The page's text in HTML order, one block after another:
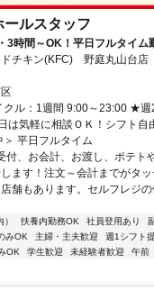
ルスタッフ
時間～OK！平日フルタイム
チキン(KFC) 野庭丸山台店
クル：1週間 9:00～23:00 ★週
は気軽に相談ＯＫ！シフト自
平日フルタイム
付、お会計、お渡し、ポテト
ます！注文～会計までがタ
舗もあります。セルフレジ
扶養内勤務OK 社員登用あり
みOK 主婦・主夫歓迎 週1シフト
OK 学生歓迎 未経験者歓迎 午前